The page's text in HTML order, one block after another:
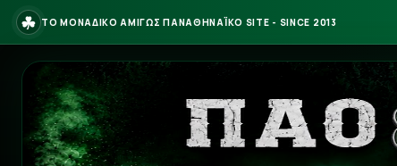
☘ ΤΟ ΜΟΝΑΔΙΚΟ ΑΜΙΓΩΣ ΠΑΝΑΘΗΝΑΪΚΟ SITE - SINCE 2013